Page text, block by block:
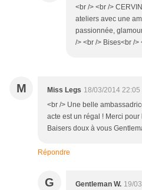
<br /> <br />
ateliers avec une
passionnée,
/> <br /> Bises<br />
M Miss Legs 18/03/2014 22:05
<br /> Une belle
acte est un régal ! Merci
Baisers doux à vous
Répondre
G Gentleman W. 19/